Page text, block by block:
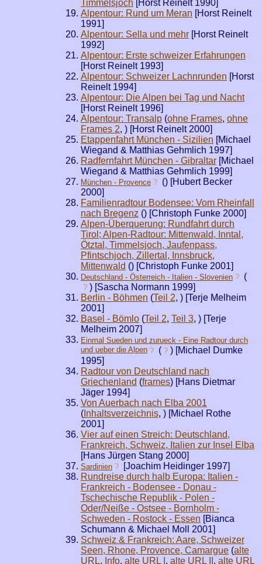
Timmelsjoch [Horst Reinelt 1990]
Alpentour: Rund um Meran [Horst Reinelt
1991]
Alpentour: Sella und mehr[Horst Reinelt
1992]
Alpentour: Erste schweizer Erfahrungen
[Horst Reinelt 1993]
Alpentour: Schweizer Lachnrunden [Horst
Reinelt 1994]
Alpentour: Die Alpen bei Tag und Nacht
[Horst Reinelt 1996]
Alpentour: Transalp(ohne Frames, ohne
Frames 2, ) [Horst Reinelt 2000]
Etappenfahrt München - Sizilien [Michael
Wiegand & Matthias Gehmlich 1997]
Radfernfahrt München - Gibraltar[Michael
Wiegand & Matthias Gehmlich 1999]
München - Provence? () [Hubert Becker
2000]
Familienradtour Bodensee: Vom Rheinfall
nach Bregenz () [Christoph Funke 2000]
Alpen-Überquerung: Rundfahrt durch
Tirol; Alpen-Radtour: Mittenwald, Inntal,
Ötztal, Timmelsjoch, Jaufenpass,
Pfintschjoch, Zillertal, Innsbruck,
Mittenwald () [Christoph Funke 2001]
Deutschland - Österreich - Italien - Slovenien? (
? ) [Sascha Normann 1999]
Berlin - Böhmen (Teil 2, ) [Terje Melheim
2001]
Basel - Bömlo(Teil 2, Teil 3, ) [Terje
Melheim 2007]
Einmal Sueden und zurueck - Eine Radtour durch
und ueber die Alpen? (? ) [Michael Dumke
1995]
Radtour von Deutschland nach
Griechenland (frames) [Hans Dietmar
Jäger 1994]
Von Auerbach nach Elba 2001
(Inhaltsverzeichnis, ) [Michael Rothe
2001]
Vier auf einen Streich: Deutschland,
Frankreich, Schweiz, Italien zur Insel Elba
[Hans Jürgen Stang 2000]
Sardinien?
[Joachim Heidinger 1997]
Rundreise durch halb Europa: Italien -
Frankreich - Bodensee - Donau -
Tschechische Republik - Polen -
Oder/Neiße - Ostsee - Bornholm -
Schweden - Rostock - Essen [Bianca
Schumann & Michael Moll 2001]
Schweiz & Frankreich: Aare, Schweizer
Seen, Rhone, Provence, Camargue(alte
URL, Info, alte URL I , alte URL II , alte URL